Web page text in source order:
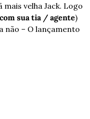
velha Jack. Logo
sua tia / agente)
não – O lançamento